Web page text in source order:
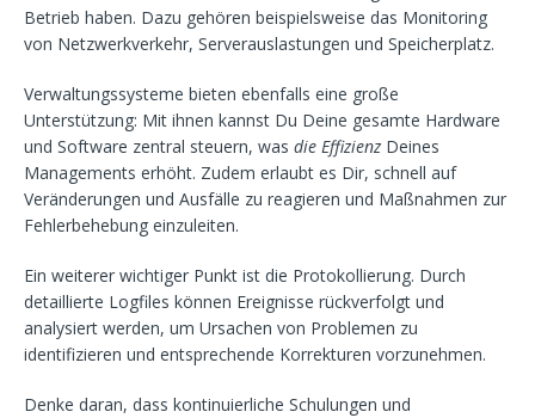
Betrieb haben. Dazu gehören beispielsweise das Monitoring
von Netzwerkverkehr, Serverauslastungen und Speicherplatz.
Verwaltungssysteme bieten ebenfalls eine große
Unterstützung: Mit ihnen kannst Du Deine gesamte Hardware
und Software zentral steuern, was die Effizienz Deines
Managements erhöht. Zudem erlaubt es Dir, schnell auf
Veränderungen und Ausfälle zu reagieren und Maßnahmen zur
Fehlerbehebung einzuleiten.
Ein weiterer wichtiger Punkt ist die Protokollierung. Durch
detaillierte Logfiles können Ereignisse rückverfolgt und
analysiert werden, um Ursachen von Problemen zu
identifizieren und entsprechende Korrekturen vorzunehmen.
Denke daran, dass kontinuierliche Schulungen und